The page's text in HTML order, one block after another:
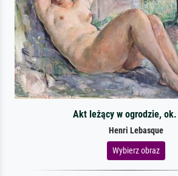
Akt leżący w ogrodzie,
Henri Lebasque
Wybierz obraz